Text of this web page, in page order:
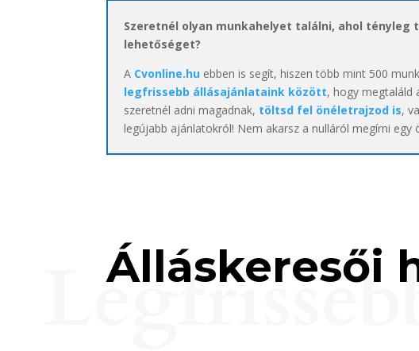
Szeretnél olyan munkahelyet találni, ahol
lehetőséget?
A Cvonline.hu ebben is segít, hiszen több mint 500
legfrissebb állásajánlataink között, hogy megtaláld
szeretnél adni magadnak, töltsd fel önéletrajzod is,
legújabb ajánlatokról! Nem akarsz a nulláról megírni egy
Álláskeresői